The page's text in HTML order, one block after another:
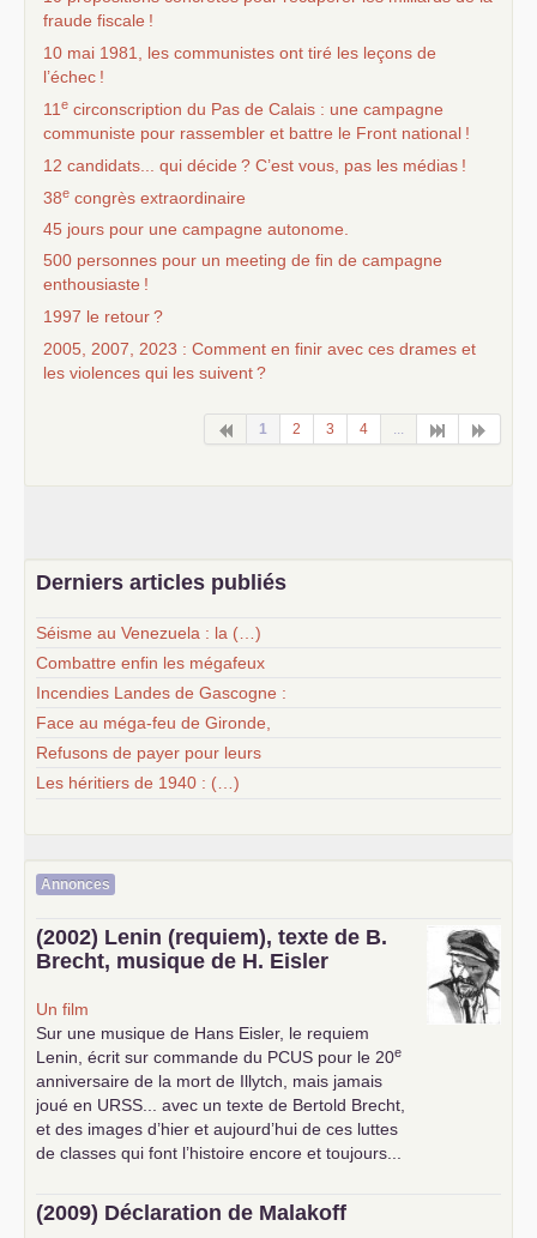
fraude fiscale !
10 mai 1981, les communistes ont tiré les leçons de
l’échec !
11 e circonscription du Pas de Calais : une campagne
communiste pour rassembler et battre le Front national !
12 candidats... qui décide ? C’est vous, pas les médias !
38e congrès extraordinaire
45 jours pour une campagne autonome.
500 personnes pour un meeting de fin de campagne
enthousiaste !
1997 le retour?
2005, 2007, 2023 : Comment en finir avec ces drames et
les violences qui les suivent?
1 2 3 4
Derniers articles publiés
Séisme au Venezuela : la (…)
Combattre enfin les mégafeux
Incendies Landes de Gascogne :
Face au méga-feu de Gironde,
Refusons de payer pour leurs
Les héritiers de 1940 : (…)
Annonces
(2002) Lenin (requiem), texte de B.
Brecht, musique de H. Eisler
Un film
Sur une musique de Hans Eisler, le requiem
Lenin, écrit sur commande du PCUS pour le 20e
anniversaire de la mort de Illytch, mais jamais
joué en URSS ... avec un texte de Bertold Brecht,
et des images d’hier et aujourd’hui de ces luttes
de classes qui font l’histoire encore et toujours...
(2009) Déclaration de Malakoff